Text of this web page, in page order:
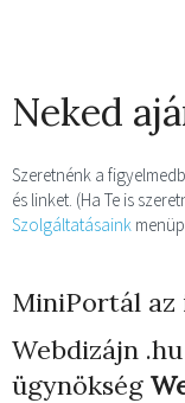
Neked
Szeretnénk a
és linket. (Ha Te is
Szolgáltatásaink
MiniPortál az
Webdizájn
ügynökség